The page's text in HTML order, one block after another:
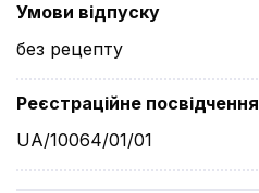
Умови відпуску
без рецепту
Реєстраційне посвідчення
UA/10064/01/01